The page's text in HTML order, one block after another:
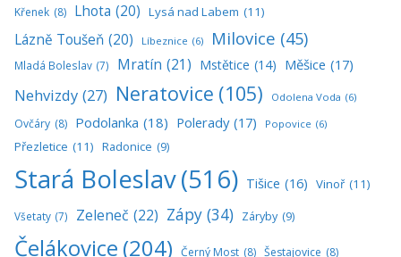
Křenek (8) Lhota (20) Lysá nad Labem (11)
Lázně Toušeň (20) Líbeznice (6) Milovice (45)
Mladá Boleslav (7) Mratín (21) Mstětice (14) Měšice (17)
Nehvizdy (27) Neratovice (105) Odolena Voda (6)
Ovčáry (8) Podolanka (18) Polerady (17) Popovice (6)
Přezletice (11) Radonice (9)
Stará Boleslav(516) Tišice (16) Vinoř (11)
Všetaty (7) Zeleneč (22) Zápy (34) Záryby (9)
Čelákovice (204) Černý Most (8) Šestajovice (8)